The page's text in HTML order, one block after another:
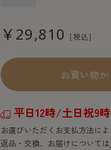
￥29,810
お買い物
平日12時/土日祝9
お選びいただくお支払方法に
返品・交換、お届けについては